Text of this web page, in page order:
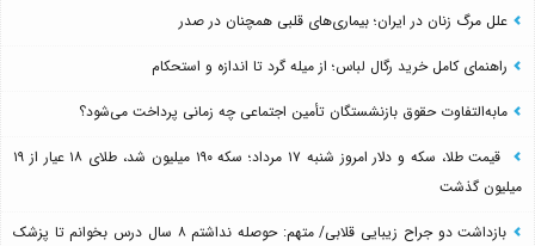
علل مرگ زنان در ایران؛ بیماری‌های قلبی همچنان در صدر
راهنمای کامل خرید رگال لباس؛ از میله گرد تا اندازه و استحکام
مابه‌التفاوت حقوق بازنشستگان تأمین اجتماعی چه زمانی پرداخت می‌شود؟
قیمت طلا، سکه و دلار امروز شنبه ۱۷ مرداد؛ سکه ۱۹۰ میلیون شد، طلای ۱۸ عیار از ۱۹
میلیون گذشت
بازداشت دو جراح زیبایی قلابی/ متهم: حوصله نداشتم ۸ سال درس بخوانم تا پزشک